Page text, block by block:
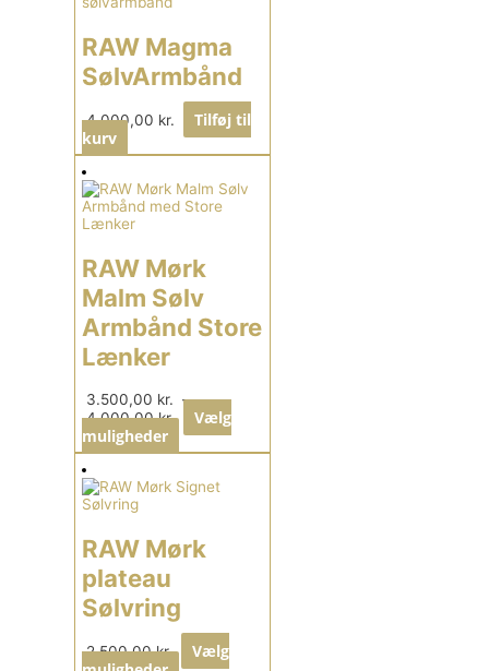
RAW Magma
SølvArmbånd
4.000,00 kr.
Tilføj til
kurv
RAW Mørk
Malm Sølv
Armbånd Store
Lænker
3.500,00 kr. –
4.000,00kr.
Vælg
muligheder
RAW Mørk
plateau
Sølvring
2.500,00kr.
Vælg